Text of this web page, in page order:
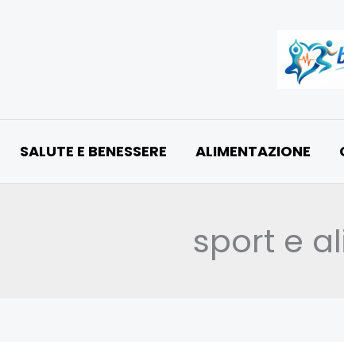
SALUTE E BENESSERE ALIMENTAZIONE
sport e